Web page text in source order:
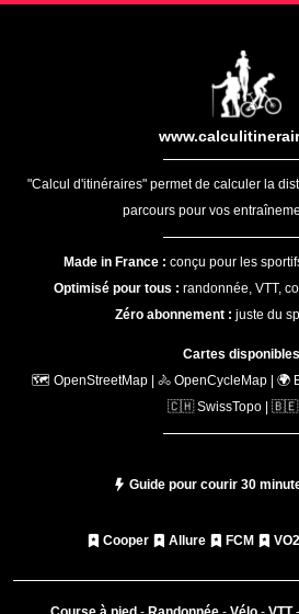
"Calcul d'itinéraires" permet de calculer la
parcours pour vos
Made in France : conçu pour les
Optimisé pour tous : randonnée, VTT,
Zéro abonnement : juste du
Cartes
🗺️ OpenStreetMap | 🚴 OpenCycleMap | 🌍
🇨🇭 SwissTopo | 🇧🇪
Guide pour courir 30
Cooper Allure FCM